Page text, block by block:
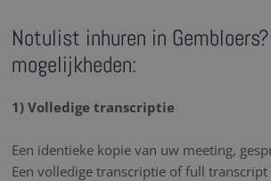
Notulist inhuren in
mogelijkheden:
1) Volledige transcriptie
Een identieke kopie van uw meeting,
Een volledige transcriptie of full